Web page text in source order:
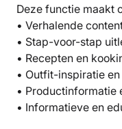
Deze functie maakt
• Verhalende
• Stap-voor-stap
• Recepten en
• Outfit-inspiratie
• Productinformatie
• Informatieve en